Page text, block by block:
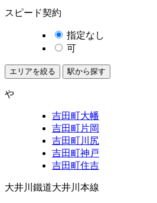
スピード契約
指定なし
可
エリアを絞る 駅から探す
や
吉田町大幡
吉田町片岡
吉田町川尻
吉田町神戸
吉田町住吉
大井川鐵道大井川本線